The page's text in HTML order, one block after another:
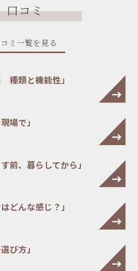
口コミ
ミ一覧を見る
種類と機能性」
場で」
前、暮らしてから」
どんな感じ？」
び方」